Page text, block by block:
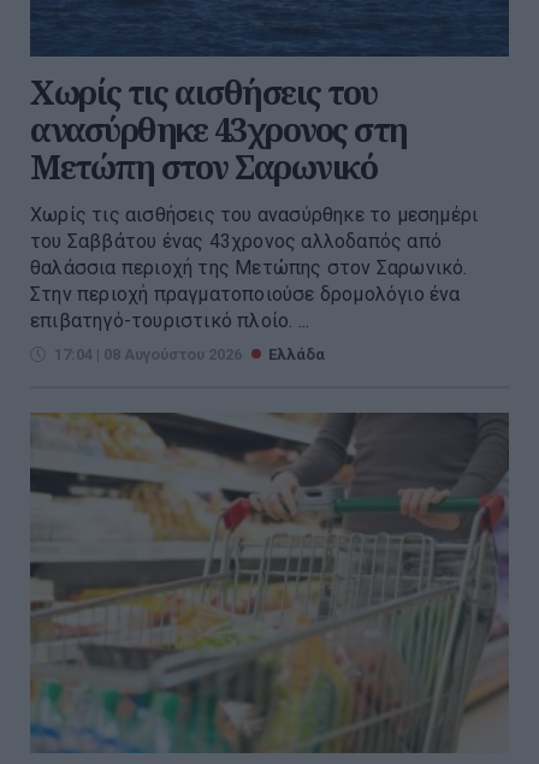
Χωρίς τις αισθήσεις του
ανασύρθηκε 43χρονος στη
Μετώπη στον Σαρωνικό
Χωρίς τις αισθήσεις του ανασύρθηκε το μεσημέρι
του Σαββάτου ένας 43χρονος αλλοδαπός από
θαλάσσια περιοχή της Μετώπης στον Σαρωνικό.
Στην περιοχή πραγματοποιούσε δρομολόγιο ένα
επιβατηγό-τουριστικό πλοίο. ...
17:04 | 08 Αυγούστου 2026 Ελλάδα